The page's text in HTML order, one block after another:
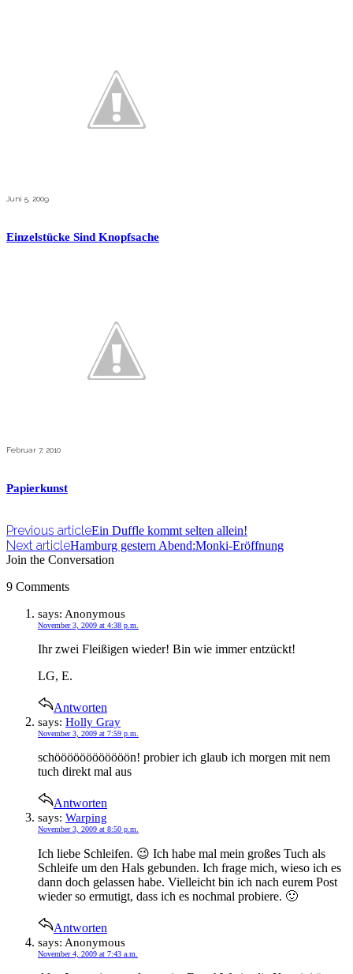
Juni 5, 2009
Einzelstücke Sind Knopfsache
Februar 7, 2010
Papierkunst
Previous articleEin Duffle kommt selten allein!
Next articleHamburg gestern Abend:Monki-Eröffnung
Join the Conversation
9 Comments
says: Anonymous
November 3, 2009 at 4:38 p.m.
Ihr zwei Fleißigen wieder! Bin wie immer entzückt!
LG, E.
Antworten
says: Holly Gray
November 3, 2009 at 7:59 p.m.
schöööööööööööön! probier ich glaub ich morgen mit nem
tuch direkt mal aus
Antworten
says: Warping
November 3, 2009 at 8:50 p.m.
Ich liebe Schleifen. 😉 Ich habe mal mein großes Tuch als
Schleife um den Hals gebunden. Ich frage mich, wieso ich es
dann doch gelassen habe. Vielleicht bin ich nach eurem Post
wieder so ermutigt, dass ich es nochmal probiere. 🙂
Antworten
says: Anonymous
November 4, 2009 at 7:43 a.m.